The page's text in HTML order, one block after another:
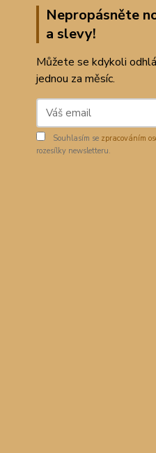
Nepropásněte
a slevy!
Můžete se kdykoli
jednou za měsíc.
Souhlasím se zpracováním
rozesílky newsletteru.